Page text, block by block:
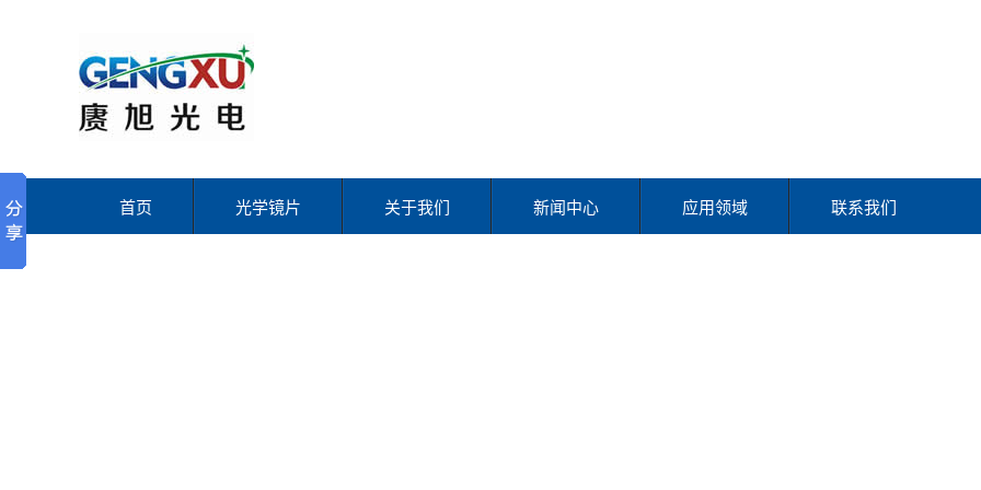
首页 光学镜片 关于我们 新闻中心 应用领域 联系我们